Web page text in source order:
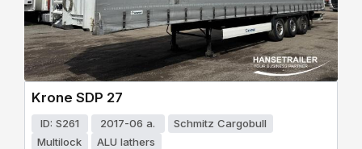
Krone SDP 27
ID: S261 2017-06 a.
Schmitz Cargobull
Multilock
ALU lathers